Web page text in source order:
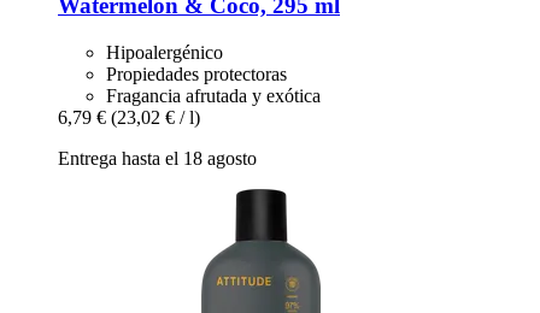
Watermelon & Coco, 295 ml
Hipoalergénico
Propiedades protectoras
Fragancia afrutada y exótica
6,79 € (23,02 € / l)
Entrega hasta el 18 agosto